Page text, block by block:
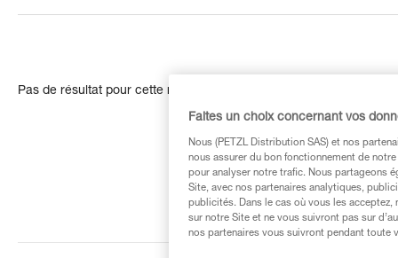
Pas de résultat pour cette recherche
Faites un choix concernant vos
Nous (PETZL Distribution SAS) et nos
nous assurer du bon fonctionnement de
pour analyser notre trafic. Nous partageons
Site, avec nos partenaires analytiques,
publicités. Dans le cas où vous les
sur notre Site et ne vous suivront pas sur
nos partenaires vous suivront pendant toute